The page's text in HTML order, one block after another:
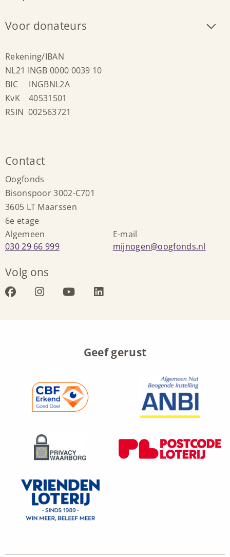
Voor donateurs
Rekening/IBAN
NL21 INGB 0000 0039 10
BIC INGBNL2A
KvK 40531501
RSIN 002563721
Contact
Oogfonds
Bisonspoor 3002-C701
3605 LT Maarssen
6e etage
Algemeen
Bel:
030 29 66 999
E-mail
Stuur
mijnogen@oogfonds.nl
Volg ons
BezoekBezoekBezoekBezoek
Geef gerust